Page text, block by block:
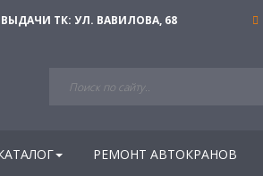
ТК: УЛ. ВАВИЛОВА, 68
РЕМОНТ АВТОКРАНОВ